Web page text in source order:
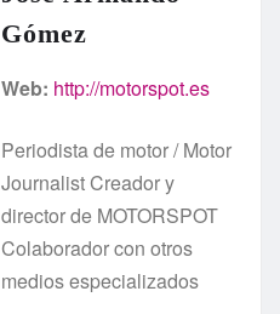
Gómez
Web: http://motorspot.es
Periodista de motor / Motor
Journalist Creador y
director de MOTORSPOT
Colaborador con otros
medios especializados